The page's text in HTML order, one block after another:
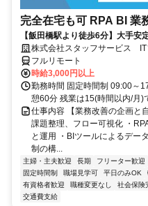
完全在宅も可 RPA BI 業
【飯田橋駅より徒歩6分】大手
じられる環境です♪
株式会社スタッフサービス IT
フルリモート
時給3,000円以上
勤務時間 固定時間制 09:00～
憩60分 残業は15(時間以内/月)
仕事内容 【業務改善の企画と
課題整理、フロー可視化 ・
と運用 ・BIツールによるデー
制の構...
主婦・主夫歓迎 長期 フリーター歓迎
固定時間制
職場見学可 平日のみOK
有資格者歓迎
職種変更なし 社会保険
交通費支給